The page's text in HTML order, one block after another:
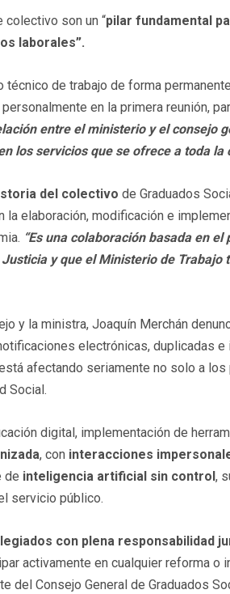
colectivo son un “pilar fundamental
laborales”.
técnico de trabajo de forma
en la primera reunión,
entre el ministerio y el consejo
los servicios que se ofrece a toda la
del colectivo de Graduados
la elaboración, modificación e
“Es una colaboración basada en el
y que el Ministerio de Trabajo
y la ministra, Joaquín Merchán
electrónicas, duplicadas
afectando seriamente no solo a
Social.
digital, implementación de
, con interacciones
de inteligencia artificial sin control ,
servicio público.
con plena responsabilidad
activamente en cualquier reforma o
del Consejo General de Graduados